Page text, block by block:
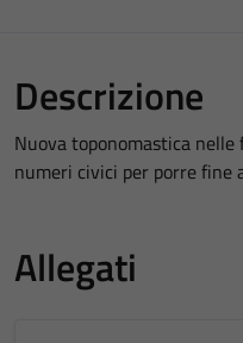
Descrizione
Nuova toponomastica
numeri civici per porre fine
Allegati